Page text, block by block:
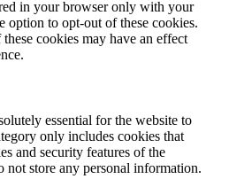
in your browser only with your
option to opt-out of these cookies.
cookies may have an effect
essential for the website to
only includes cookies that
and security features of the
not store any personal information.